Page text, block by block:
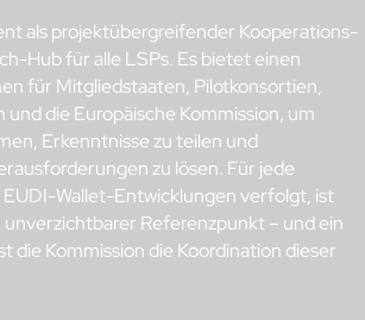
als projektübergreifender Kooperations-
Hub für alle LSPs. Es bietet einen
für Mitgliedstaaten, Pilotkonsortien,
die Europäische Kommission, um
Erkenntnisse zu teilen und
zu lösen. Für jede
EUDI-Wallet-Entwicklungen verfolgt, ist
unverzichtbarer Referenzpunkt – und ein
die Kommission die Koordination dieser